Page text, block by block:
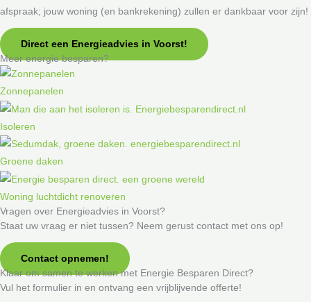
afspraak; jouw woning (en bankrekening) zullen er dankbaar voor zijn!
Direct een Energieadvies in Voorst!
Meer energie besparen?
Zonnepanelen
Isoleren
Groene daken
Woning luchtdicht renoveren
Vragen over Energieadvies in Voorst?
Staat uw vraag er niet tussen? Neem gerust contact met ons op!
Contact opnemen!
Klaar om samen te werken met Energie Besparen Direct?
Vul het formulier in en ontvang een vrijblijvende offerte!